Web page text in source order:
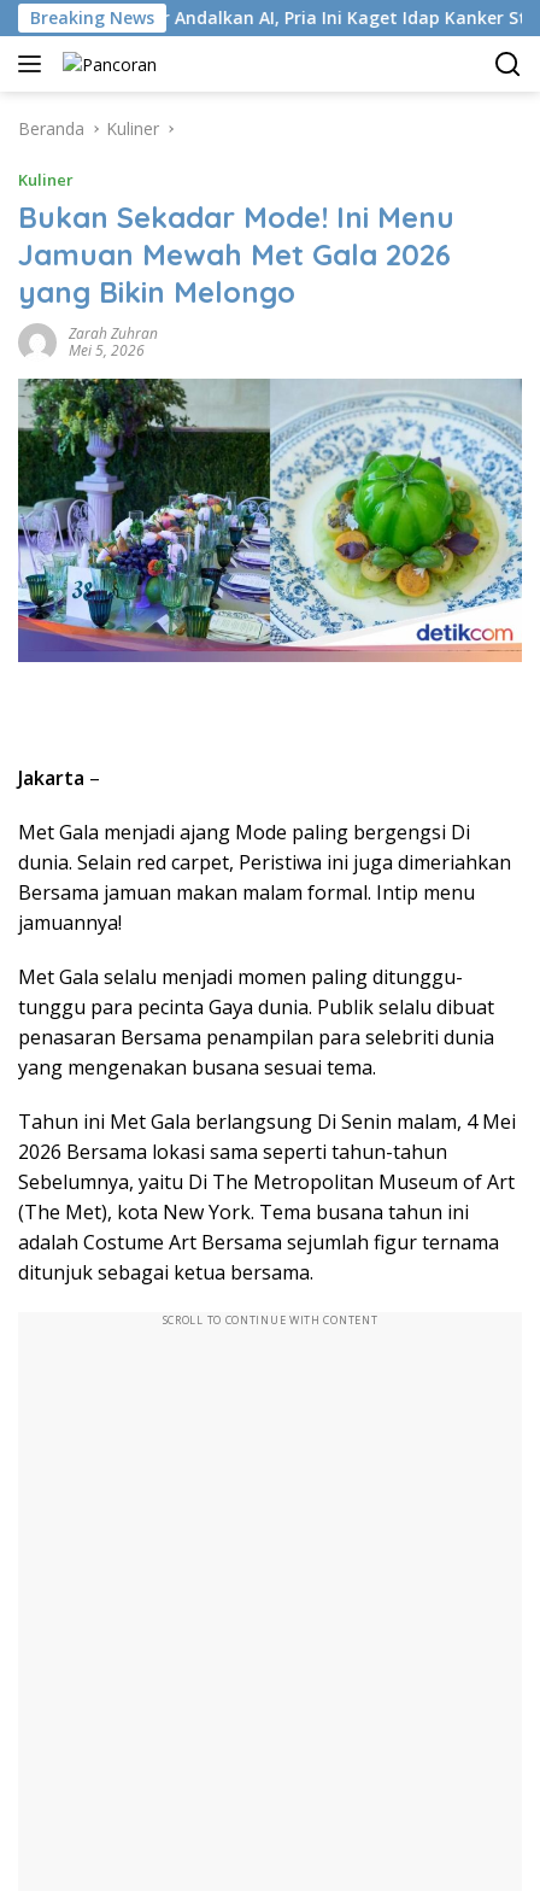
Langsung
ke
konten
Breaking News
Andalkan AI, Pria Ini Kaget Idap Kanker Stadium 4
Beranda Kuliner
Kuliner
Bukan Sekadar Mode! Ini Menu
Jamuan Mewah Met Gala 2026
yang Bikin Melongo
Zarah Zuhran
Mei 5, 2026
Jakarta –
Met Gala menjadi ajang Mode paling bergengsi Di
dunia. Selain red carpet, Peristiwa ini juga dimeriahkan
Bersama jamuan makan malam formal. Intip menu
jamuannya!
Met Gala selalu menjadi momen paling ditunggu-
tunggu para pecinta Gaya dunia. Publik selalu dibuat
penasaran Bersama penampilan para selebriti dunia
yang mengenakan busana sesuai tema.
Tahun ini Met Gala berlangsung Di Senin malam, 4 Mei
2026 Bersama lokasi sama seperti tahun-tahun
Sebelumnya, yaitu Di The Metropolitan Museum of Art
(The Met), kota New York. Tema busana tahun ini
adalah Costume Art Bersama sejumlah figur ternama
ditunjuk sebagai ketua bersama.
SCROLL TO CONTINUE WITH CONTENT